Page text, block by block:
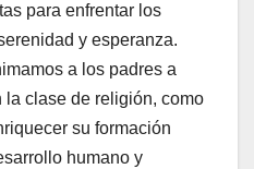
para enfrentar los
y esperanza.
a los padres a
la clase de religión, como
su formación
humano y